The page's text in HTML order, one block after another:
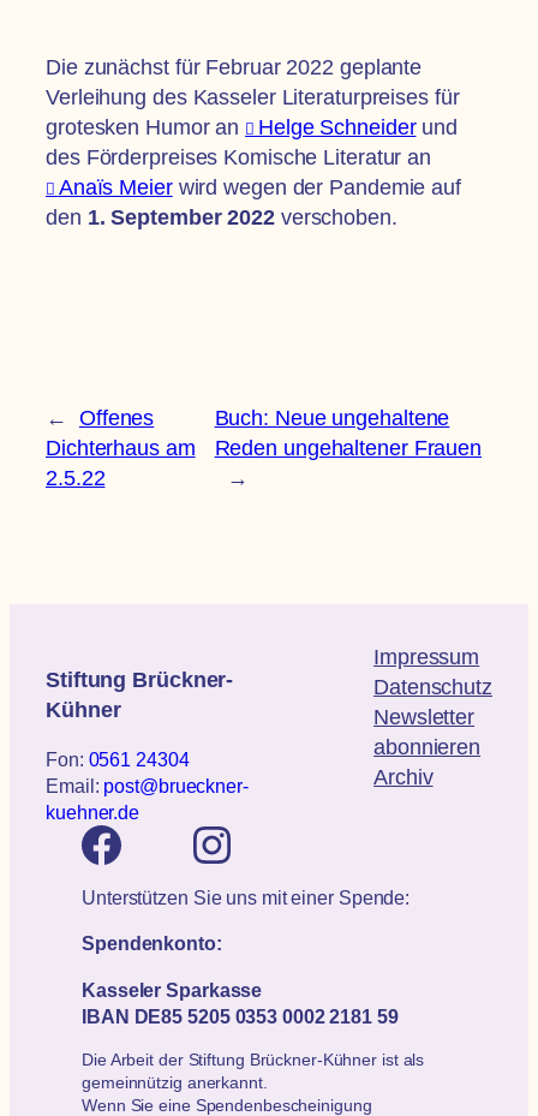
Die zunächst für Februar 2022 geplante
Verleihung des Kasseler Literaturpreises für
grotesken Humor an
Helge Schneiderund
des Förderpreises Komische Literatur an
Anaïs Meierwird wegen der Pandemie auf
den 1. September 2022verschoben.
←
Offenes
Dichterhaus am
2.5.22
Buch: Neue ungehaltene
Reden ungehaltener Frauen
→
Stiftung Brückner-
Kühner
Fon: 0561 24304
Email: post@brueckner-
kuehner.de
Impressum
Datenschutz
Newsletter
abonnieren
Archiv
Unterstützen Sie uns mit einer Spende:
Spendenkonto:
Kasseler Sparkasse
IBAN DE85 5205 0353 0002 2181 59
Die Arbeit der Stiftung Brückner-Kühner ist als
gemeinnützig anerkannt.
Wenn Sie eine Spendenbescheinigung